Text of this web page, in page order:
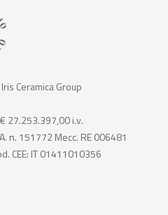
Ceramica Group
27.253.397,00 i.v.
n. 151772 Mecc. RE 006481
CEE: IT 01411010356